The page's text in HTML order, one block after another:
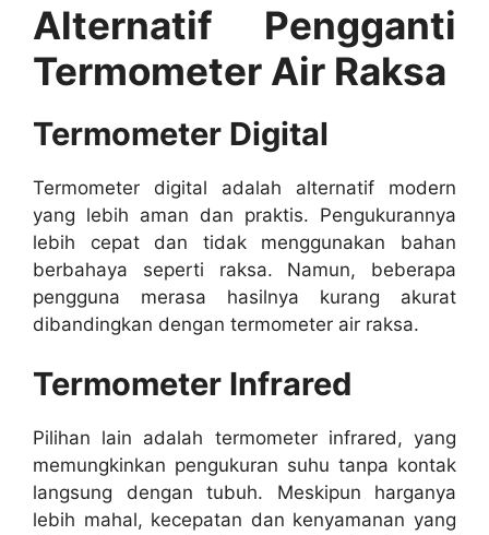
Alternatif Pengganti
Termometer Air Raksa
Termometer Digital
Termometer digital adalah alternatif modern
yang lebih aman dan praktis. Pengukurannya
lebih cepat dan tidak menggunakan bahan
berbahaya seperti raksa. Namun, beberapa
pengguna merasa hasilnya kurang akurat
dibandingkan dengan termometer air raksa.
Termometer Infrared
Pilihan lain adalah termometer infrared, yang
memungkinkan pengukuran suhu tanpa kontak
langsung dengan tubuh. Meskipun harganya
lebih mahal, kecepatan dan kenyamanan yang